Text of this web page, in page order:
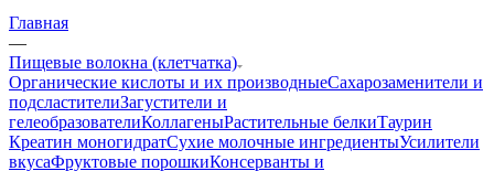
Главная
—
Пищевые волокна (клетчатка)
Органические кислоты и их производныеСахарозаменители и
подсластителиЗагустители и
гелеобразователиКоллагеныРастительные белкиТаурин
Креатин моногидратСухие молочные ингредиентыУсилители
вкусаФруктовые порошкиКонсерванты и